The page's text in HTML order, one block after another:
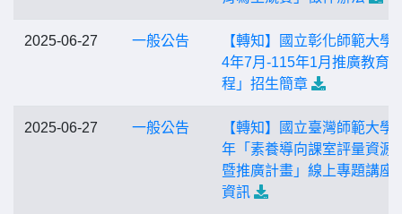
2025-06-27 一般公告
【轉知】國立彰化師範大學
4年7月-115年1月推廣教育
程」招生簡章
2025-06-27 一般公告
【轉知】國立臺灣師範大學
年「素養導向課室評量資源
暨推廣計畫」線上專題講座
資訊